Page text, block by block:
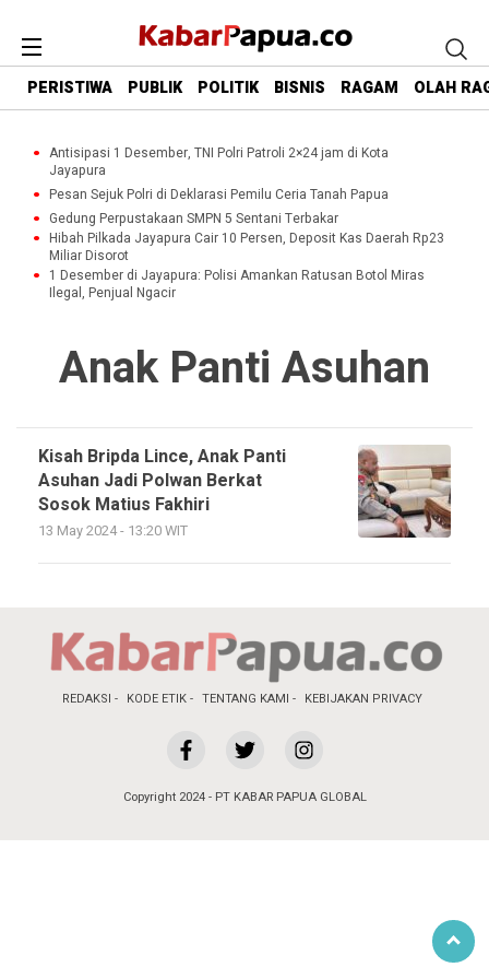
PERISTIWA PUBLIK POLITIK BISNIS RAGAM OLAH
Antisipasi 1 Desember, TNI Polri Patroli 2×24 jam di Kota
Jayapura
Pesan Sejuk Polri di Deklarasi Pemilu Ceria Tanah Papua
Gedung Perpustakaan SMPN 5 Sentani Terbakar
Hibah Pilkada Jayapura Cair 10 Persen, Deposit Kas Daerah Rp23
Miliar Disorot
1 Desember di Jayapura: Polisi Amankan Ratusan Botol Miras
Ilegal, Penjual Ngacir
Anak Panti Asuhan
Kisah Bripda Lince, Anak Panti
Asuhan Jadi Polwan Berkat
Sosok Matius Fakhiri
13 May 2024 - 13:20 WIT
REDAKSI KODE ETIK TENTANG KAMI KEBIJAKAN PRIVACY
Copyright 2024 - PT KABAR PAPUA GLOBAL